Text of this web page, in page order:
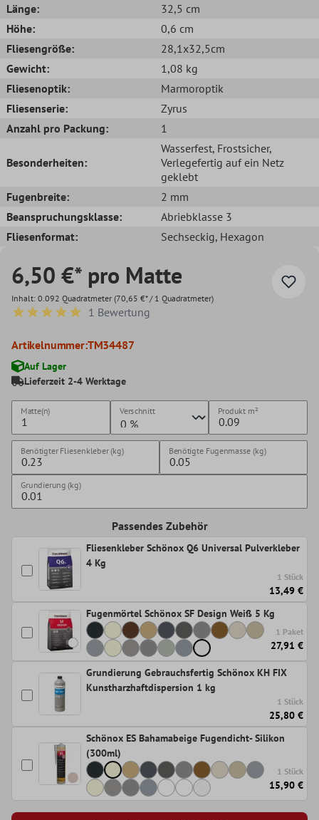
Länge:
32,5 cm
Höhe:
0,6 cm
Fliesengröße:
28,1x32,5cm
Gewicht:
1,08 kg
Fliesenoptik:
Marmoroptik
Fliesenserie:
Zyrus
Anzahl pro Packung:
1
Besonderheiten:
Wasserfest, Frostsicher,
Verlegefertig auf ein Netz
geklebt
Fugenbreite:
2 mm
Beanspruchungsklasse:
Abriebklasse 3
Fliesenformat:
Sechseckig, Hexagon
6,50 €* pro Matte
Inhalt: 0.092 Quadratmeter (70,65 €* / 1 Quadratmeter)
Durchschnittliche Bewertung von 5 von 5 Sternen
1 Bewertung
Artikelnummer:TM34487
Auf Lager
Lieferzeit 2-4 Werktage
Matte(n) Verschnitt Produkt m²
Benötigter Fliesenkleber (kg) Benötigte Fugenmasse (kg)
Grundierung (kg)
Passendes Zubehör
Fliesenkleber Schönox Q6 Universal Pulverkleber
4 Kg
1 Stück
13,49 €
Fugenmörtel Schönox SF Design Weiß 5 Kg
1 Paket
27,91 €
Grundierung Gebrauchsfertig Schönox KH FIX
Kunstharzhaftdispersion 1 kg
1 Stück
25,80 €
Schönox ES Bahamabeige Fugendicht- Silikon
(300ml)
1 Stück
15,90 €